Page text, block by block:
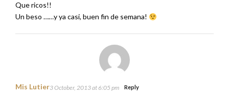
Que ricos!!
Un beso ……y ya casi, buen fin de semana!
Mis Lutier3 October, 2013 at 6:05 pm Reply